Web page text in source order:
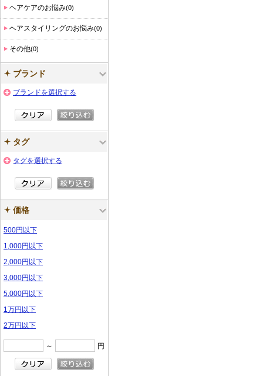
ヘアケアのお悩み(0)
ヘアスタイリングのお悩み(0)
その他(0)
ブランド
ブランドを選択する
タグ
タグを選択する
価格
500円以下
1,000円以下
2,000円以下
3,000円以下
5,000円以下
1万円以下
2万円以下
～ 円